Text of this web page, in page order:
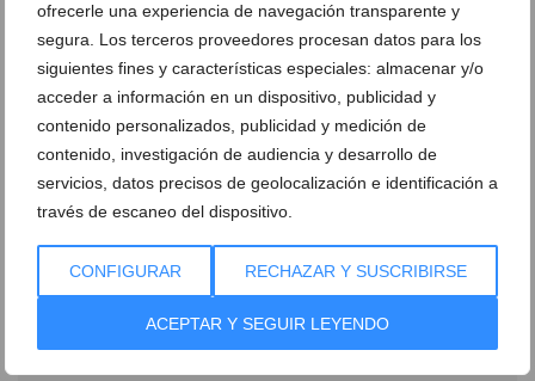
ofrecerle una experiencia de navegación transparente y
segura. Los terceros proveedores procesan datos para los
siguientes fines y características especiales: almacenar y/o
acceder a información en un dispositivo, publicidad y
contenido personalizados, publicidad y medición de
contenido, investigación de audiencia y desarrollo de
servicios, datos precisos de geolocalización e identificación a
través de escaneo del dispositivo.
CONFIGURAR RECHAZAR Y SUSCRIBIRSE
ACEPTAR Y SEGUIR LEYENDO
Sushi a domicilio para Dénia y la comarca con
Taberna Sushiber
04 de agosto de 2020